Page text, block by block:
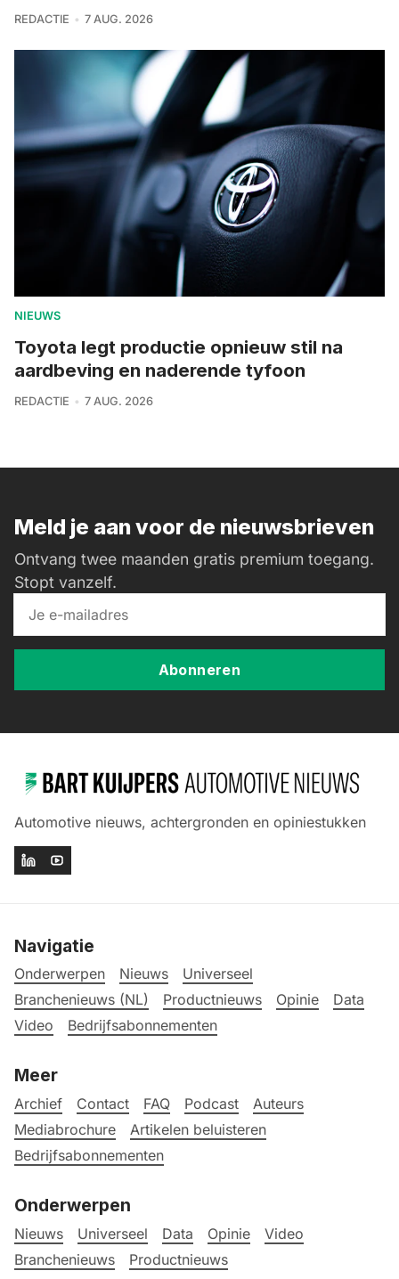
REDACTIE 7 AUG. 2026
NIEUWS
Toyota legt productie opnieuw stil na
aardbeving en naderende tyfoon
REDACTIE 7 AUG. 2026
Meld je aan voor de nieuwsbrieven
Ontvang twee maanden gratis premium toegang.
Stopt vanzelf.
Abonneren
Automotive nieuws, achtergronden en opiniestukken
Navigatie
Onderwerpen Nieuws
Universeel
Branchenieuws (NL)
Productnieuws Opinie
Data
Video
Bedrijfsabonnementen
Meer
Archief Contact FAQ Podcast
Auteurs
Mediabrochure
Artikelen beluisteren
Bedrijfsabonnementen
Onderwerpen
Nieuws Universeel Data Opinie
Video
Branchenieuws
Productnieuws